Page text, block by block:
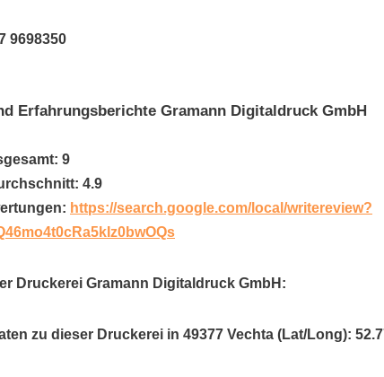
9698350
Erfahrungsberichte Gramann Digitaldruck GmbH
9
4.9
https://search.google.com/local/writereview?
Druckerei Gramann Digitaldruck GmbH:
zu dieser Druckerei in 49377 Vechta (Lat/Long):